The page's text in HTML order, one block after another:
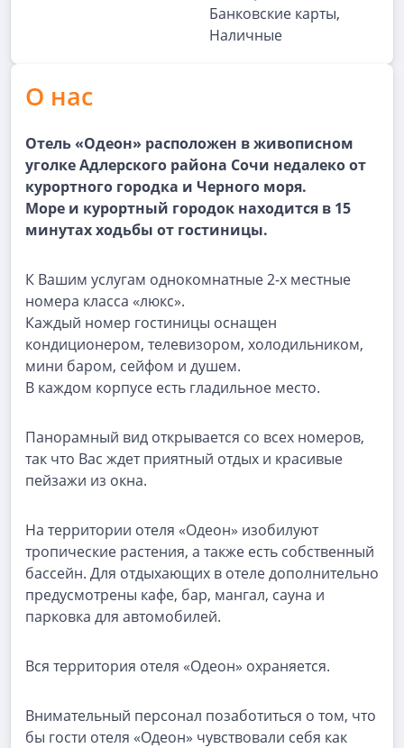
Банковские карты,
Наличные
О нас
Отель «Одеон» расположен в живописном
уголке Адлерского района Сочи недалеко от
курортного городка и Черного моря.
Море и курортный городок находится в 15
минутах ходьбы от гостиницы.
К Вашим услугам однокомнатные 2-х местные
номера класса «люкс».
Каждый номер гостиницы оснащен
кондиционером, телевизором, холодильником,
мини баром, сейфом и душем.
В каждом корпусе есть гладильное место.
Панорамный вид открывается со всех номеров,
так что Вас ждет приятный отдых и красивые
пейзажи из окна.
На территории отеля «Одеон» изобилуют
тропические растения, а также есть собственный
бассейн. Для отдыхающих в отеле дополнительно
предусмотрены кафе, бар, мангал, сауна и
парковка для автомобилей.
Вся территория отеля «Одеон» охраняется.
Внимательный персонал позаботиться о том, что
бы гости отеля «Одеон» чувствовали себя как